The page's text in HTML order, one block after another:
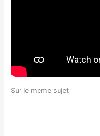
Sur le meme sujet